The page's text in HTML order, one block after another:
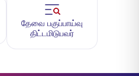
தேவை பகுப்பாய்வு
திட்டமிடுபவர்